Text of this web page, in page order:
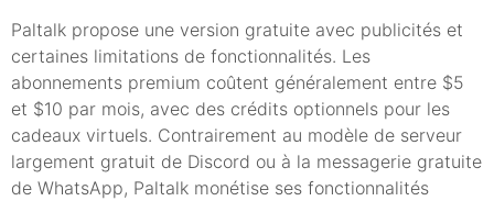
Paltalk propose une version gratuite avec publicités et
certaines limitations de fonctionnalités. Les
abonnements premium coûtent généralement entre $5
et $10 par mois, avec des crédits optionnels pour les
cadeaux virtuels. Contrairement au modèle de serveur
largement gratuit de Discord ou à la messagerie gratuite
de WhatsApp, Paltalk monétise ses fonctionnalités